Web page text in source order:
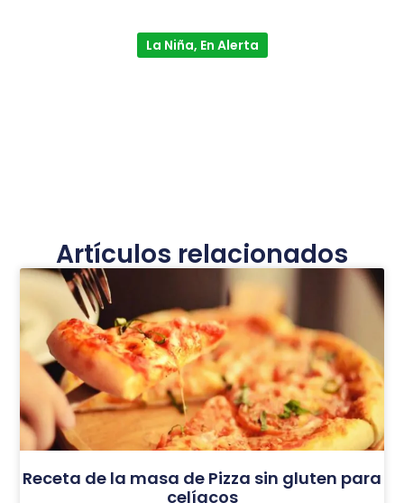
La Niña, En Alerta
Artículos relacionados
Receta de la masa de Pizza sin gluten para
celíacos